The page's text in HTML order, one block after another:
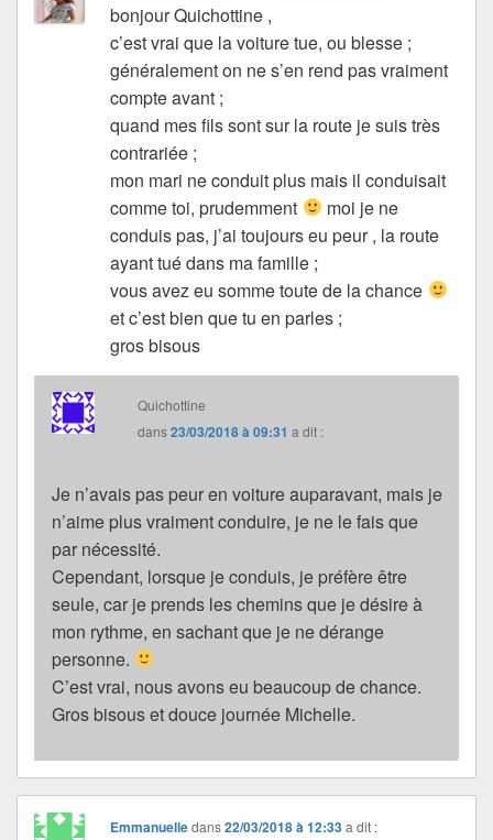
bonjour Quichottine ,
c’est vrai que la voiture tue, ou blesse ;
généralement on ne s’en rend pas vraiment
compte avant ;
quand mes fils sont sur la route je suis très
contrariée ;
mon mari ne conduit plus mais il conduisait
comme toi, prudemment
moi je ne
conduis pas, j’ai toujours eu peur , la route
ayant tué dans ma famille ;
vous avez eu somme toute de la chance
et c’est bien que tu en parles ;
gros bisous
Quichottine
dans23/03/2018 à 09:31 a dit :
Je n’avais pas peur en voiture auparavant, mais je
n’aime plus vraiment conduire, je ne le fais que
par nécessité.
Cependant, lorsque je conduis, je préfère être
seule, car je prends les chemins que je désire à
mon rythme, en sachant que je ne dérange
personne.
C’est vrai, nous avons eu beaucoup de chance.
Gros bisous et douce journée Michelle.
Emmanuelledans22/03/2018 à 12:33 a dit :